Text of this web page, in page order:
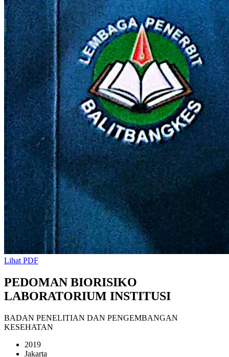
Lihat PDF
PEDOMAN BIORISIKO
LABORATORIUM INSTITUSI
BADAN PENELITIAN DAN PENGEMBANGAN
KESEHATAN
2019
Jakarta